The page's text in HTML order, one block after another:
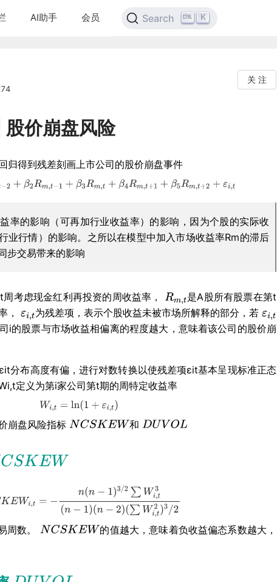
AI助手 会员 Search K
关 注
股价崩盘风险
归得到残差刻画上市公司的股价崩盘事件
率的影响（可再加行业收益率）的影响，因为个股的实际收
业行情）的影响。之所以在模型中加入市场收益率Rm的滞后
步交易带来的影响
考虑现金红利再投资的周收益率，
是A股所有股票在第t
，
为残差项，表示个股收益未被市场所解释的部分，若
司i的股票与市场收益相偏离的程度越大，意味着该公司的股价崩
分布高度有偏，进行对数转换以使残差项εit基本呈现标准正态
定义为第i家公司第t期的周特定收益率
崩盘风险指标 和
数。
的值越大，意味着负收益偏态系数越大，